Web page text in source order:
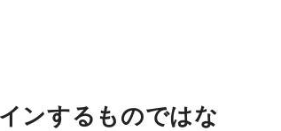
ンするものではな